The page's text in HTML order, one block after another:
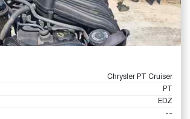
Chrysler PT Cruiser
PT
EDZ
--